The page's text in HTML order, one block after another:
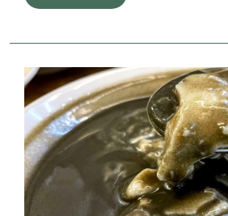
樓
肉
飯。
嘉
義
火
雞
肉
飯
推